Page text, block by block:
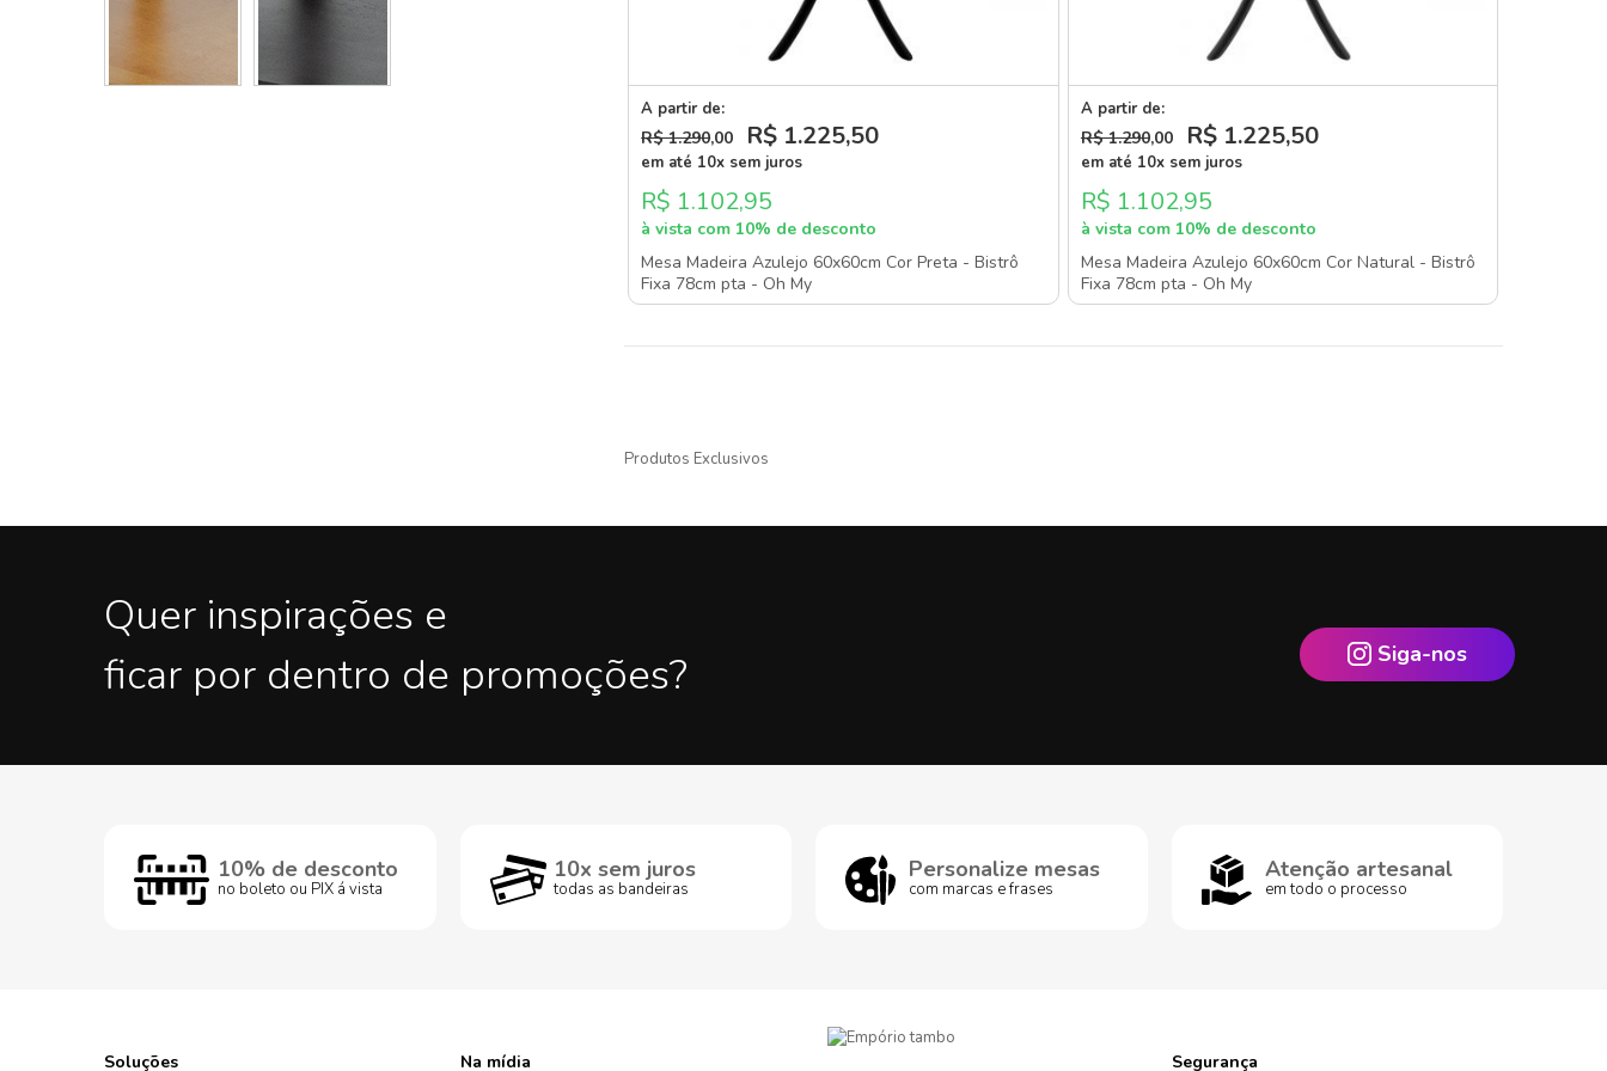
A partir de:
R$ 1.290,00 R$ 1.225,50
em até 10x sem juros
R$ 1.102,95
à vista com 10% de desconto
Mesa Madeira Azulejo 60x60cm Cor Preta - Bistrô
Fixa 78cm pta - Oh My
A partir de:
R$ 1.290,00 R$ 1.225,50
em até 10x sem juros
R$ 1.102,95
à vista com 10% de desconto
Mesa Madeira Azulejo 60x60cm Cor Natural - Bistrô
Fixa 78cm pta - Oh My
Produtos Exclusivos
Quer inspirações e
ficar por dentro de promoções?
Siga-nos
10% de desconto
no boleto ou PIX á vista
10x sem juros
todas as bandeiras
Personalize mesas
com marcas e frases
Atenção artesanal
em todo o processo
Soluções Na mídia Segurança